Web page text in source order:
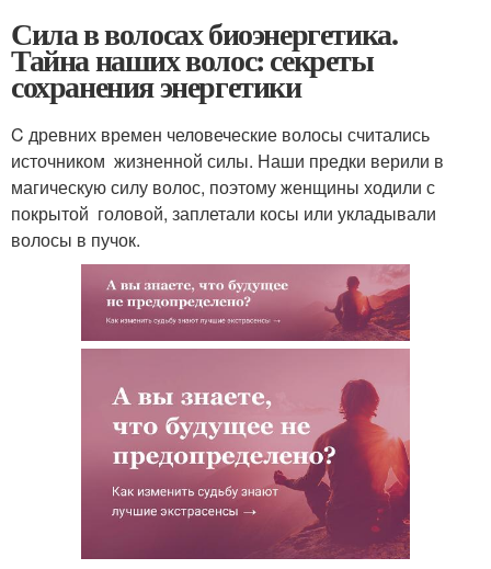
Сила в волосах биоэнергетика.
Тайна наших волос: секреты
сохранения энергетики
C древних времен человеческие волосы считались
источником жизненной силы. Наши предки верили в
магическую силу волос, поэтому женщины ходили с
покрытой головой, заплетали косы или укладывали
волосы в пучок.